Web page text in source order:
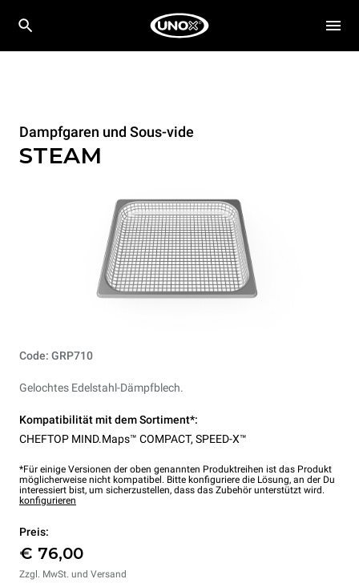
Dampfgaren und Sous-vide
STEAM
Code: GRP710
Gelochtes Edelstahl-Dämpfblech.
Kompatibilität mit dem Sortiment*:
CHEFTOP MIND.Maps™ COMPACT, SPEED-X™
*Für einige Versionen der oben genannten Produktreihen ist das Produkt
möglicherweise nicht kompatibel. Bitte konfiguriere die Lösung, an der Du
interessiert bist, um sicherzustellen, dass das Zubehör unterstützt wird.
konfigurieren
Preis:
€ 76,00
Zzgl. MwSt. und Versand